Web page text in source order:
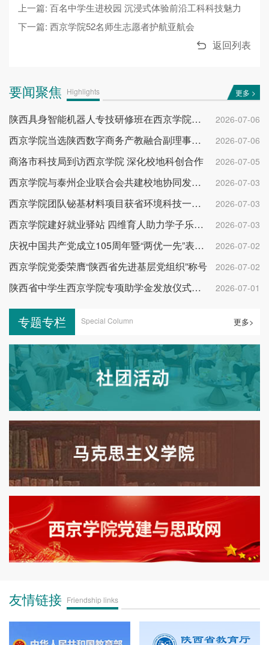
上一篇: 百名中学生进校园 沉浸式体验前沿工科科技魅力
下一篇: 西京学院52名师生志愿者护航亚航会
返回列表
要闻聚焦 Highlights 更多 >
陕西具身智能机器人专技研修班在西京学院开班 2026-07-06
西京学院当选陕西数字商务产教融合副理事长单位 2026-07-06
商洛市科技局到访西京学院 深化校地科创合作 2026-07-05
西京学院与泰州企业联合会共建校地协同发展平台 2026-07-03
西京学院团队铋基材料项目获省环境科技一等奖 2026-07-03
西京学院建好就业驿站 四维育人助力学子乐业成才 2026-07-03
庆祝中国共产党成立105周年暨“两优一先”表彰大会举行 2026-07-02
西京学院党委荣膺“陕西省先进基层党组织”称号 2026-07-02
陕西省中学生西京学院专项助学金发放仪式举行 2026-07-01
专题专栏 Special Column 更多>
友情链接 Friendship links